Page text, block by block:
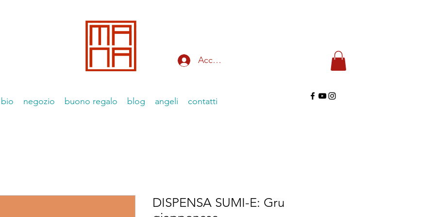
Accedi
bio negozio buono regalo blog angeli contatti
DISPENSA SUMI-E: Gru